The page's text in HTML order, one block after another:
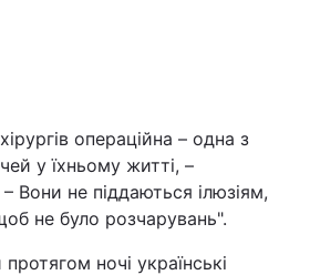
операційна – одна з
у їхньому житті, –
Вони не піддаються ілюзіям,
не було розчарувань".
ночі українські